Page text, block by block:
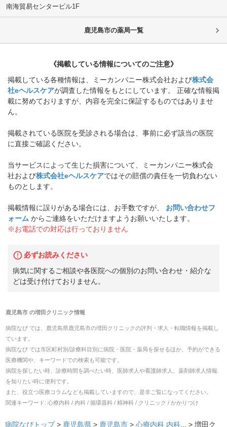
南海貿易センタービル1F
鹿児島市の薬局一覧
《掲載している情報についてのご注意》
掲載している各種情報は、ミーカンパニー株式会社および株式会
社eヘルスケアが調査した情報をもとにしています。 正確な情報掲
載に努めておりますが、内容を完全に保証するものではありませ
ん。
掲載されている医院を受診される場合は、事前に必ず該当の医院
に直接ご確認ください。
当サービスによって生じた損害について、ミーカンパニー株式会
社および株式会社eヘルスケアではその賠償の責任を一切負わない
ものとします。
掲載情報に誤りがある場合には、お手数ですが、
お問い合わせフ
ォーム からご連絡をいただけますようお願いいたします。
※お電話での対応は行っておりません
必ずお読みください
病気に関するご相談や各医院への個別のお問い合わせ・紹介な
どは受け付けておりません。
鹿児島市の増田クリニック情報
病院なび では、 鹿児島県 鹿児島市の増田クリニックの評判・求人・転職情報を掲載し
ています。
病院なび では市区町村別/診療科目別に病院・医院・薬局を探せるほか、予約ができる
医療機関や、キーワードでの検索も可能です。
病院を探したい時、診療時間を調べたい時、医師求人や看護師求人、薬剤師求人情報
を知りたい時に便利です。
また、役立つ医療コラムなども掲載していますので、是非ご覧になってください。
関連キーワード: 心療内科 / 内科 / 循環器科 / 精神科 / クリニック / かかりつけ
病院なびトップ > 鹿児島県 > 鹿児島市 > 心療内科 内科... > 増田ク